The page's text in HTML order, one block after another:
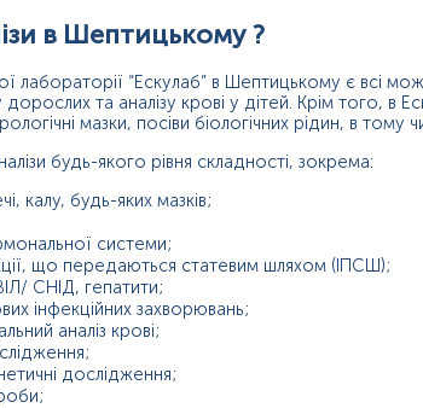
в Шептицькому ?
лабораторії “Ескулаб” в Шептицькому є всі
дорослих та аналізу крові у дітей. Крім того, в
мазки, посіви біологічних рідин, в тому
будь-якого рівня складності, зокрема:
калу, будь-яких мазків;
системи;
що передаються статевим шляхом (ІПСШ);
СНІД, гепатити;
інфекційних захворювань;
аналіз крові;
дослідження;